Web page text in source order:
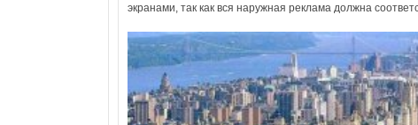
экранами, так как вся наружная реклама должна